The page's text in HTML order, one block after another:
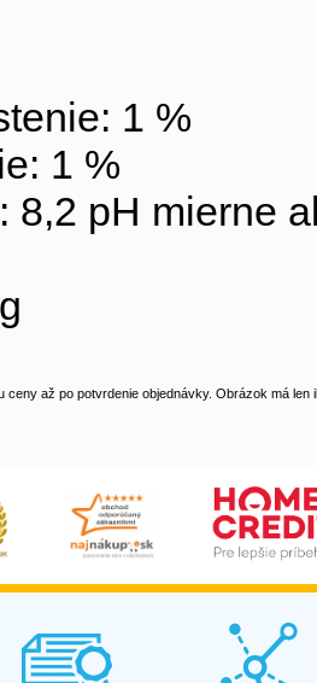
1 %
1 %
8,2 pH mierne
ceny až po potvrdenie objednávky. Obrázok má len